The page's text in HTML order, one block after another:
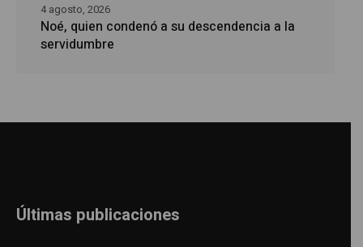
Noé, quien condenó a su descendencia a la
servidumbre
4 agosto, 2026
Últimas publicaciones